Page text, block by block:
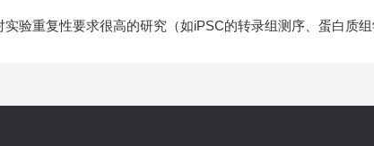
实验重复性要求很高的研究（如iPSC的转录组测序、蛋白质